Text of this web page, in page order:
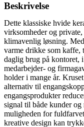
Beskrivelse
Dette klassiske hvide
virksomheder og
klimavenlig løsning.
varme drikke som kaffe,
daglig brug på kontoret,
medarbejder- og
holder i mange år.
alternativ til
engangsprodukter
signal til både kunder og
muligheden for
kreative design kan